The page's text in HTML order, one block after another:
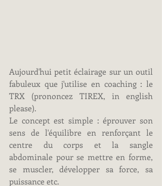
Aujourd'hui petit éclairage sur un outil
fabuleux que j'utilise en coaching : le
TRX (prononcez TIREX, in english
please).
Le concept est simple : éprouver son
sens de l'équilibre en renforçant le
centre du corps et la sangle
abdominale pour se mettre en forme,
se muscler, développer sa force, sa
puissance etc.